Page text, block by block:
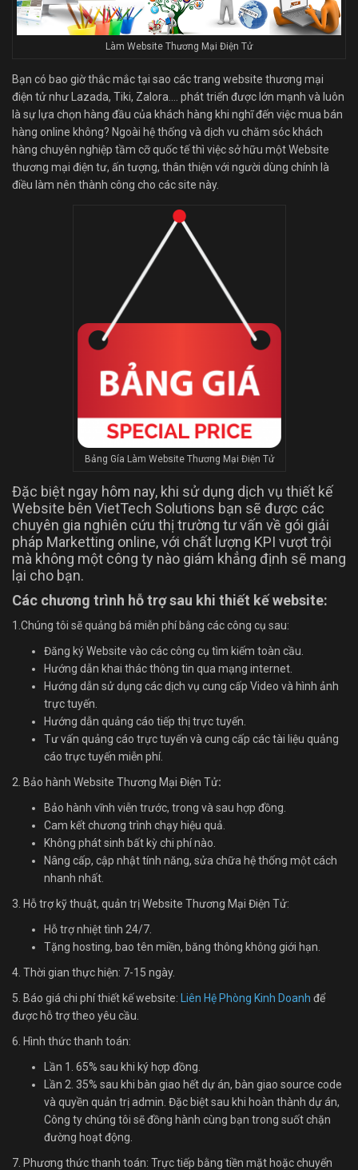
Làm Website Thương Mại Điện Tử
Bạn có bao giờ thắc mắc tại sao các trang website thương mại
điện tử như Lazada, Tiki, Zalora…. phát triển được lớn mạnh và luôn
là sự lựa chọn hàng đầu của khách hàng khi nghĩ đến việc mua bán
hàng online không? Ngoài hệ thống và dịch vu chăm sóc khách
hàng chuyên nghiệp tầm cỡ quốc tế thì việc sở hữu một Website
thương mại điện tư, ấn tượng, thân thiện với người dùng chính là
điều làm nên thành công cho các site này.
Bảng Gía Làm Website Thương Mại Điện Tử
Đặc biệt ngay hôm nay, khi sử dụng dịch vụ thiết kế
Website bên VietTech Solutions bạn sẽ được các
chuyên gia nghiên cứu thị trường tư vấn về gói giải
pháp Marketting online, với chất lượng KPI vượt trội
mà không một công ty nào giám khẳng định sẽ mang
lại cho bạn.
Các chương trình hỗ trợ sau khi thiết kế website:
1.Chúng tôi sẽ quảng bá miễn phí bằng các công cụ sau:
Đăng ký Website vào các công cụ tìm kiếm toàn cầu.
Hướng dẫn khai thác thông tin qua mạng internet.
Hướng dẫn sử dụng các dịch vụ cung cấp Video và hình ảnh
trực tuyến.
Hướng dẫn quảng cáo tiếp thị trực tuyến.
Tư vấn quảng cáo trực tuyến và cung cấp các tài liệu quảng
cáo trực tuyến miễn phí.
2. Bảo hành Website Thương Mại Điện Tử:
Bảo hành vĩnh viễn trước, trong và sau hợp đồng.
Cam kết chương trình chạy hiệu quả.
Không phát sinh bất kỳ chi phí nào.
Nâng cấp, cập nhật tính năng, sửa chữa hệ thống một cách
nhanh nhất.
3. Hỗ trợ kỹ thuật, quản trị Website Thương Mại Điện Tử:
Hỗ trợ nhiệt tình 24/7.
Tặng hosting, bao tên miền, băng thông không giới hạn.
4. Thời gian thực hiện: 7-15 ngày.
5. Báo giá chi phí thiết kế website: Liên Hệ Phòng Kinh Doanh để
được hỗ trợ theo yêu cầu.
6. Hình thức thanh toán:
Lần 1. 65% sau khi ký hợp đồng.
Lần 2. 35% sau khi bàn giao hết dự án, bàn giao source code
và quyền quản trị admin. Đặc biệt sau khi hoàn thành dự án,
Công ty chúng tôi sẽ đồng hành cùng bạn trong suốt chặn
đường hoạt động.
7. Phương thức thanh toán: Trực tiếp bằng tiền mặt hoặc chuyển